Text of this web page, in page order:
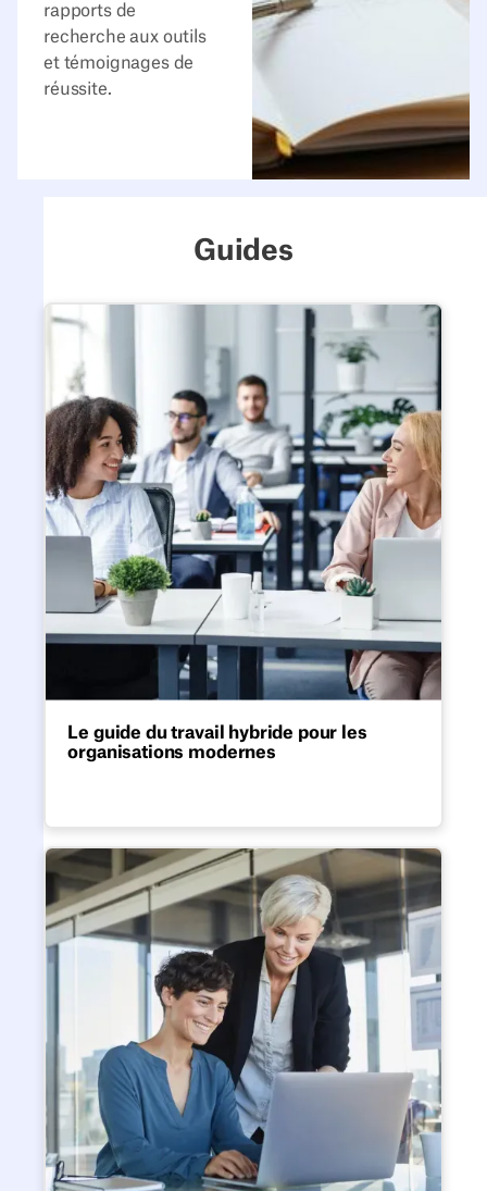
rapports de
recherche aux outils
et témoignages de
réussite.
Guides
Le guide du travail hybride
Le guide du travail hybride pour les
organisations modernes
choix de la bonne structure au déploiement
au sein des équipes et sur les différents
sites.
Le guide du hot desking